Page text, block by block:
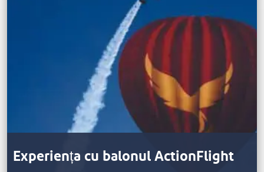
Experiența cu balonul ActionFlight